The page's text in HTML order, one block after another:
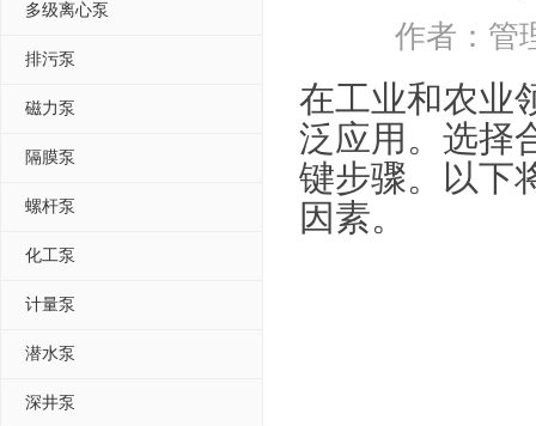
多级离心泵
排污泵
磁力泵
隔膜泵
螺杆泵
化工泵
计量泵
潜水泵
深井泵
作者：
在工业和农业
泛应用。选择
键步骤。以下
因素。